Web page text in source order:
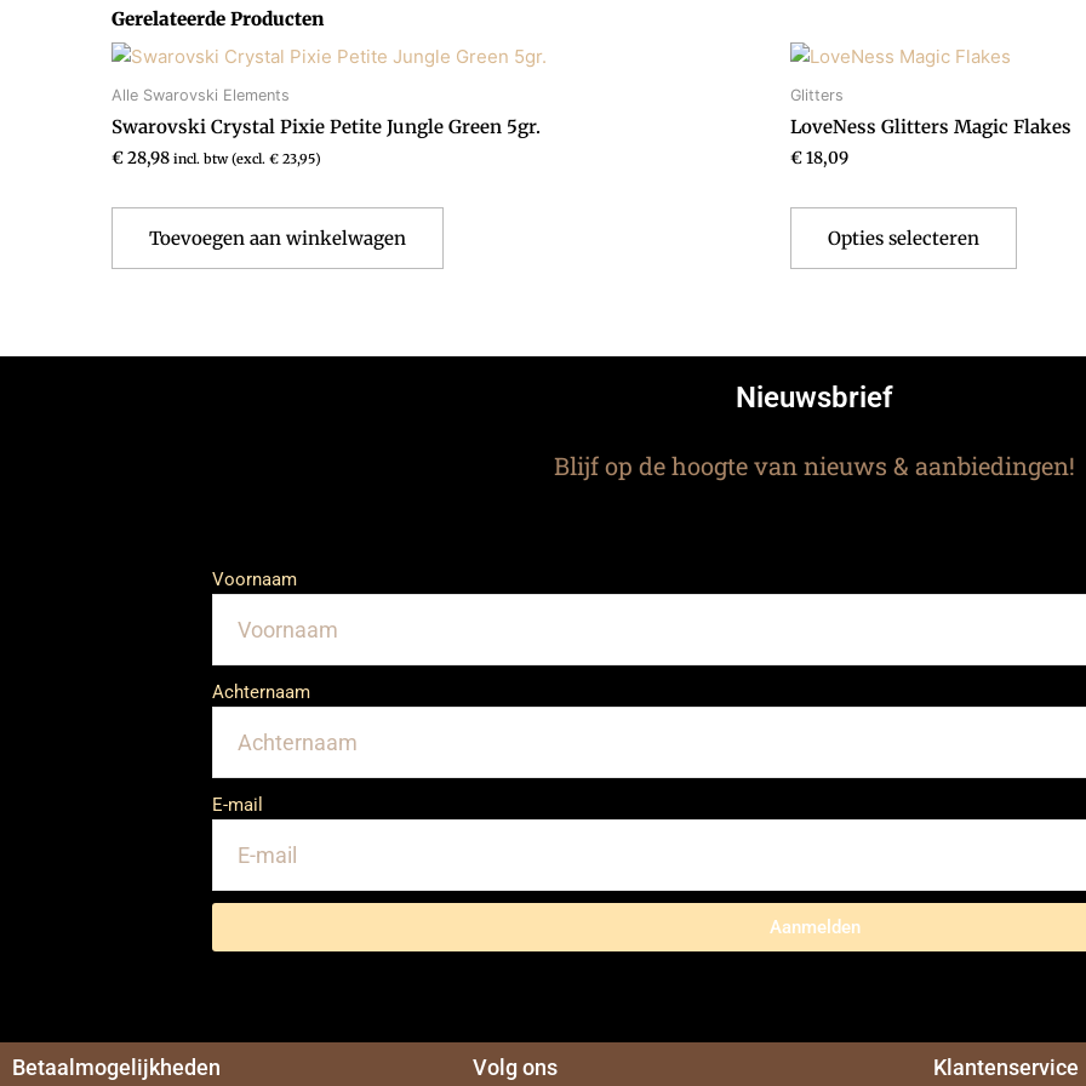
Gerelateerde Producten
Alle Swarovski Elements
Swarovski Crystal Pixie Petite Jungle Green 5gr.
€28,98 incl. btw (excl. € 23,95)
Toevoegen aan winkelwagen
Glitters
LoveNess Glitters Magic Flakes
€18,09
Opties selecteren
heeft
Nieuwsbrief
Blijf op de hoogte van nieuws & aanbiedingen!
Voornaam
Achternaam
E-mail
Aanmelden
Betaalmogelijkheden Volg ons Klantenservice